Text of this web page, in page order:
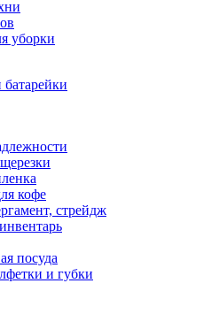
уборки
кофе
стрейдж
посуда
и губки